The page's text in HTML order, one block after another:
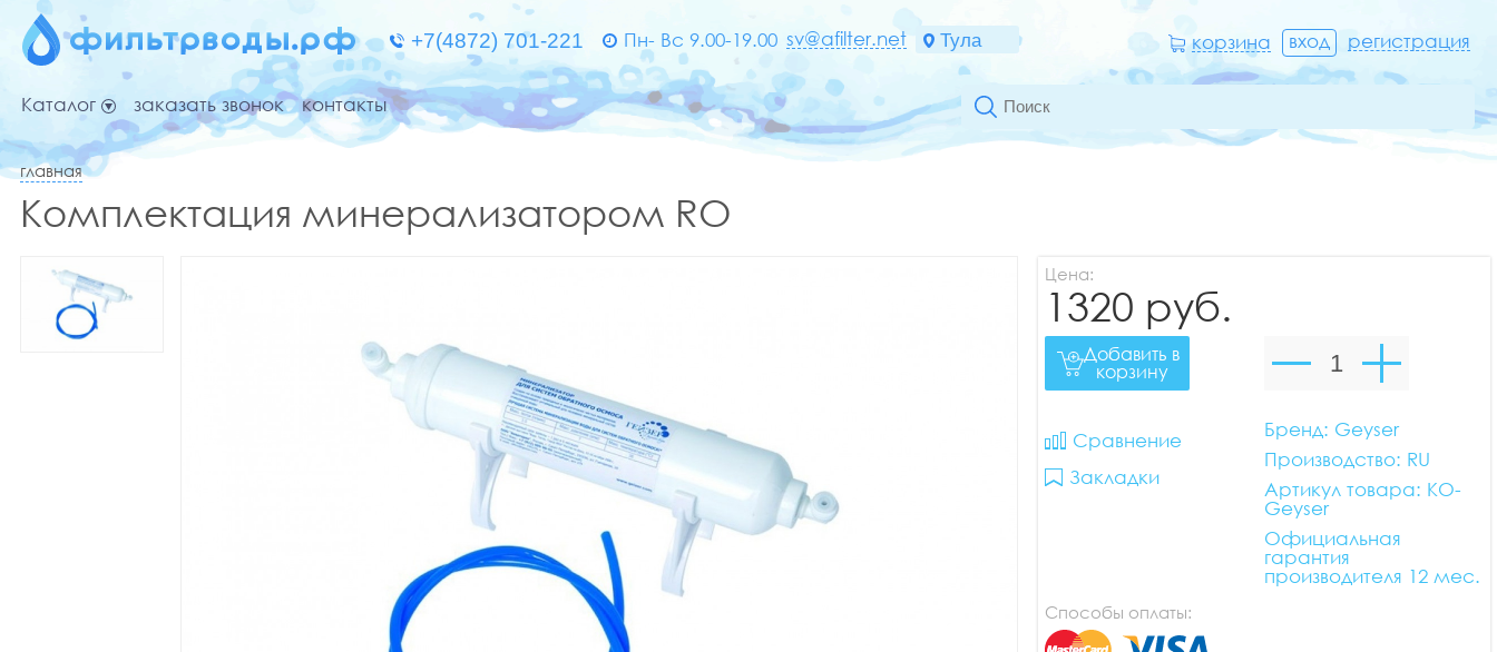
Пн- Вс 9.00-19.00 sv@afilter.net корзина вход регистрация
Каталог заказать звонок контакты
главная
Комплектация минерализатором RO
Цена:
1320 руб.
Добавить в
корзину
Сравнение
Закладки
Бренд: Geyser
Производство: RU
Артикул товара: KO-
Geyser
Официальная
гарантия
производителя 12 мес.
Способы оплаты: